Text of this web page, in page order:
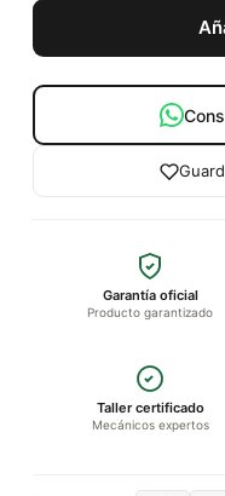
Garantía oficial
Producto garantizado
Taller certificado
Mecánicos expertos